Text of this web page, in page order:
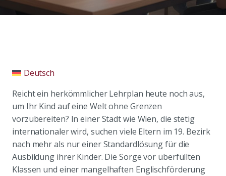
Deutsch
Reicht ein herkömmlicher Lehrplan heute noch aus,
um Ihr Kind auf eine Welt ohne Grenzen
vorzubereiten? In einer Stadt wie Wien, die stetig
internationaler wird, suchen viele Eltern im 19. Bezirk
nach mehr als nur einer Standardlösung für die
Ausbildung ihrer Kinder. Die Sorge vor überfüllten
Klassen und einer mangelhaften Englischförderung